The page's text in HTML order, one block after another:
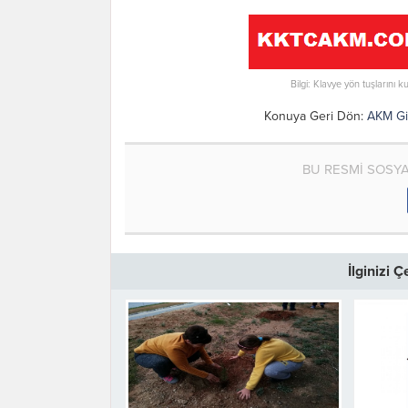
Bilgi: Klavye yön tuşlarını
Konuya Geri Dön: AKM
BU RESMİ
İlginizi